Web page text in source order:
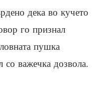
дека во кучето
го признал
пушка
со важечка дозвола.